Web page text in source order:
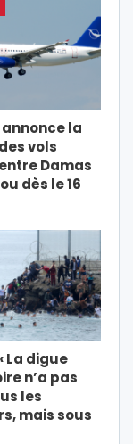
annonce la
vols
Damas
dès le 16
La digue
n’a pas
les
mais sous